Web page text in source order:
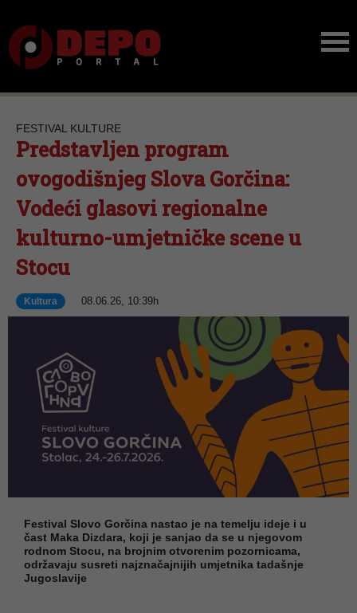
FESTIVAL KULTURE
Predstavljen program
ovogodišnjeg Slova Gorčina:
Vodeći glasovi regionalne
kulturno-umjetničke scene u
Stocu
Kultura 08.06.26, 10:39h
Festival Slovo Gorčina nastao je na temelju ideje i u
čast Maka Dizdara, koji je sanjao da se u njegovom
rodnom Stocu, na brojnim otvorenim pozornicama,
održavaju susreti najznačajnijih umjetnika tadašnje
Jugoslavije